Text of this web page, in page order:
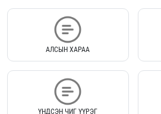
АЛСЫН ХАРАА
ҮНДСЭН ЧИГ ҮҮРЭГ